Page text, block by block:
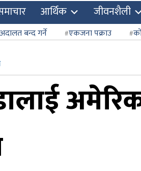
आर्थिक जीवनशैली
अदालत बन्द गर्ने एकजना पक्राउ